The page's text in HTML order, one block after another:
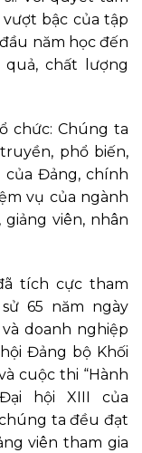
vượt bậc của tập
năm học đến
chất lượng
chức: Chúng ta
phổ biến,
của Đảng, chính
vụ của ngành
viên, nhân
tích cực tham
65 năm ngày
doanh nghiệp
Đảng bộ Khối
cuộc thi “Hành
hội XIII của
ta đều đạt
viên tham gia